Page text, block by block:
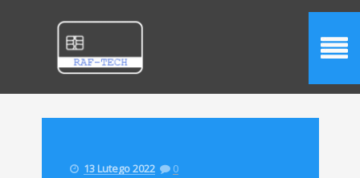
13 Lutego 2022 0